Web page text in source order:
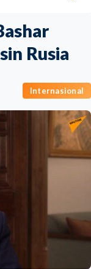
Rusia
Internasional